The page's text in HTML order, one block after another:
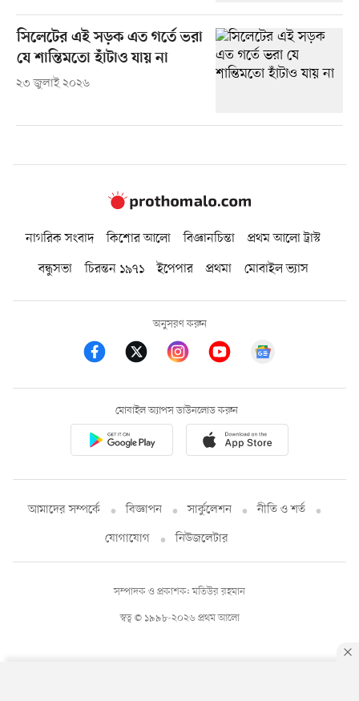
সিলেটের এই সড়ক এত গর্তে ভরা
যে শান্তিমতো হাঁটাও যায় না
২৩ জুলাই ২০২৬
নাগরিক সংবাদ কিশোর আলো বিজ্ঞানচিন্তা
প্রথম আলো ট্রাস্ট
বন্ধুসভা
চিরন্তন ১৯৭১ ইপেপার প্রথমা মোবাইল ভ্যাস
অনুসরণ করুন
মোবাইল অ্যাপস ডাউনলোড করুন
আমাদের সম্পর্কে বিজ্ঞাপন সার্কুলেশন
নীতি ও শর্ত
যোগাযোগ
নিউজলেটার
স্বত্ব © ১৯৯৮-২০২৬ প্রথম আলো
সম্পাদক ও প্রকাশক: মতিউর রহমান